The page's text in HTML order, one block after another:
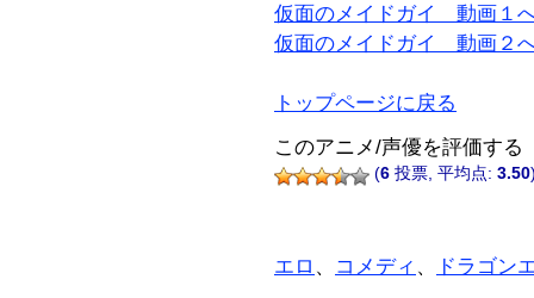
仮面のメイドガイ 動画１
仮面のメイドガイ 動画２
トップページに戻る
このアニメ/声優を評価する
(6 投票, 平均点: 3.50
エロ 、 コメディ 、 ドラゴン